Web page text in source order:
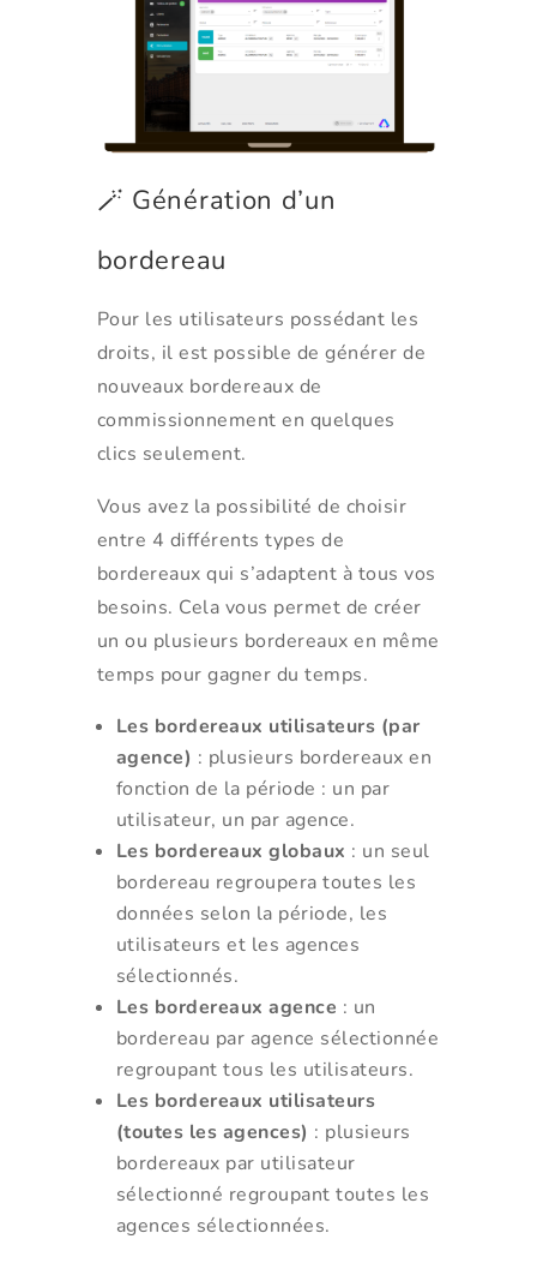
🪄 Génération d’un
bordereau
Pour les utilisateurs possédant les
droits, il est possible de générer de
nouveaux bordereaux de
commissionnement en quelques
clics seulement.
Vous avez la possibilité de choisir
entre 4 différents types de
bordereaux qui s’adaptent à tous vos
besoins. Cela vous permet de créer
un ou plusieurs bordereaux en même
temps pour gagner du temps.
Les bordereaux utilisateurs (par
agence) : plusieurs bordereaux en
fonction de la période : un par
utilisateur, un par agence.
Les bordereaux globaux : un seul
bordereau regroupera toutes les
données selon la période, les
utilisateurs et les agences
sélectionnés.
Les bordereaux agence : un
bordereau par agence sélectionnée
regroupant tous les utilisateurs.
Les bordereaux utilisateurs
(toutes les agences) : plusieurs
bordereaux par utilisateur
sélectionné regroupant toutes les
agences sélectionnées.